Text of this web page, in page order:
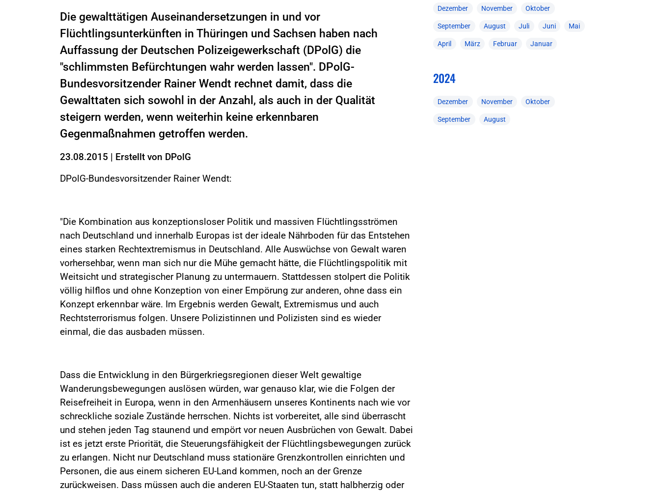
Die gewalttätigen Auseinandersetzungen in und vor
Flüchtlingsunterkünften in Thüringen und Sachsen haben nach
Auffassung der Deutschen Polizeigewerkschaft (DPolG) die
"schlimmsten Befürchtungen wahr werden lassen". DPolG-
Bundesvorsitzender Rainer Wendt rechnet damit, dass die
Gewalttaten sich sowohl in der Anzahl, als auch in der Qualität
steigern werden, wenn weiterhin keine erkennbaren
Gegenmaßnahmen getroffen werden.
23.08.2015 | Erstellt von DPolG
DPolG-Bundesvorsitzender Rainer Wendt:
"Die Kombination aus konzeptionsloser Politik und massiven Flüchtlingsströmen
nach Deutschland und innerhalb Europas ist der ideale Nährboden für das Entstehen
eines starken Rechtextremismus in Deutschland. Alle Auswüchse von Gewalt waren
vorhersehbar, wenn man sich nur die Mühe gemacht hätte, die Flüchtlingspolitik mit
Weitsicht und strategischer Planung zu untermauern. Stattdessen stolpert die Politik
völlig hilflos und ohne Konzeption von einer Empörung zur anderen, ohne dass ein
Konzept erkennbar wäre. Im Ergebnis werden Gewalt, Extremismus und auch
Rechtsterrorismus folgen. Unsere Polizistinnen und Polizisten sind es wieder
einmal, die das ausbaden müssen.
Dass die Entwicklung in den Bürgerkriegsregionen dieser Welt gewaltige
Wanderungsbewegungen auslösen würden, war genauso klar, wie die Folgen der
Reisefreiheit in Europa, wenn in den Armenhäusern unseres Kontinents nach wie vor
schreckliche soziale Zustände herrschen. Nichts ist vorbereitet, alle sind überrascht
und stehen jeden Tag staunend und empört vor neuen Ausbrüchen von Gewalt. Dabei
ist es jetzt erste Priorität, die Steuerungsfähigkeit der Flüchtlingsbewegungen zurück
zu erlangen. Nicht nur Deutschland muss stationäre Grenzkontrollen einrichten und
Personen, die aus einem sicheren EU-Land kommen, noch an der Grenze
zurückweisen. Dass müssen auch die anderen EU-Staaten tun, statt halbherzig oder
Dezember November Oktober
September August Juli Juni Mai
April März Februar Januar
2024
Dezember November Oktober
September August